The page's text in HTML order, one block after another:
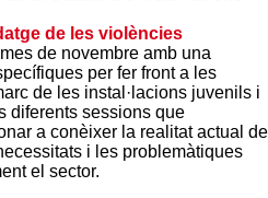
de les violències
de novembre amb una
per fer front a les
de les instal·lacions juvenils i
diferents sessions que
a conèixer la realitat actual de
i les problemàtiques
el sector.